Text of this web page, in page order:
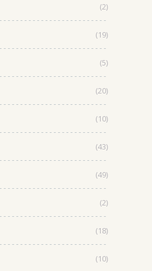
(2)
(19)
(5)
(20)
(10)
(43)
(49)
(2)
(18)
(10)